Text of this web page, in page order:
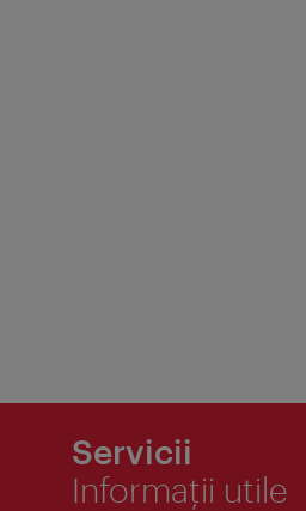
Servicii
Informaţii utile